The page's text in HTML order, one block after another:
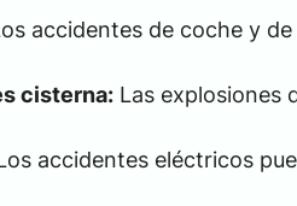
accidentes de coche y
cisterna: Las explosiones
accidentes eléctricos